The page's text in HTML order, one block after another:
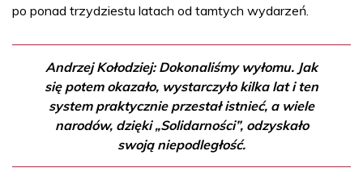
po ponad trzydziestu latach od tamtych wydarzeń.
Andrzej Kołodziej: Dokonaliśmy wyłomu. Jak
się potem okazało, wystarczyło kilka lat i ten
system praktycznie przestał istnieć, a wiele
narodów, dzięki „Solidarności”, odzyskało
swoją niepodległość.